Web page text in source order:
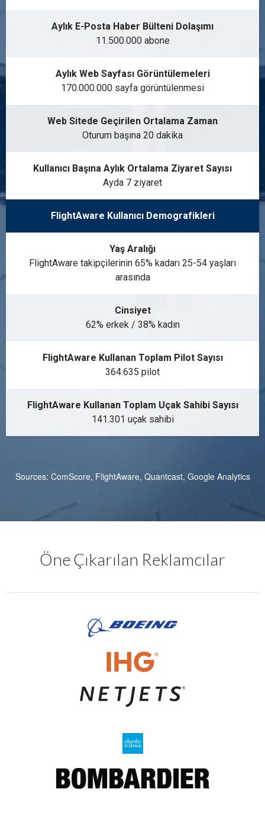
Aylık E-Posta Haber Bülteni Dolaşımı
11.500.000 abone
Aylık Web Sayfası Görüntülemeleri
170.000.000 sayfa görüntülenmesi
Web Sitede Geçirilen Ortalama Zaman
Oturum başına 20 dakika
Kullanıcı Başına Aylık Ortalama Ziyaret Sayısı
Ayda 7 ziyaret
FlightAware Kullanıcı Demografikleri
Yaş Aralığı
FlightAware takipçilerinin 65% kadarı 25-54 yaşları
arasında
Cinsiyet
62% erkek / 38% kadın
FlightAware Kullanan Toplam Pilot Sayısı
364.635 pilot
FlightAware Kullanan Toplam Uçak Sahibi Sayısı
141.301 uçak sahibi
Sources: ComScore, FlightAware, Quantcast, Google Analytics
Öne Çıkarılan Reklamcılar